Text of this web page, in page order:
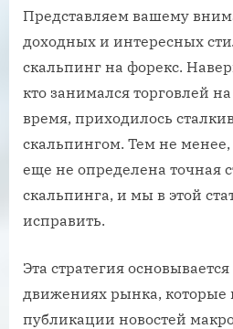
Представляем вашему
доходных и интересных
скальпинг на форекс.
кто занимался торговлей
время, приходилось
скальпингом. Тем не
еще не определена точная
скальпинга, и мы в этой
исправить.
Эта стратегия
движениях рынка, которые
публикации новостей